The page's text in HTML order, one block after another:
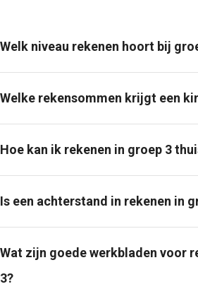
Welk niveau rekenen hoort bij
Welke rekensommen krijgt een
Hoe kan ik rekenen in groep 3
Is een achterstand in rekenen in
Wat zijn goede werkbladen voor
3?